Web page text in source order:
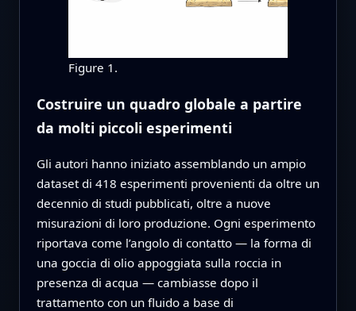
Figure 1.
Costruire un quadro globale a partire
da molti piccoli esperimenti
Gli autori hanno iniziato assemblando un ampio
dataset di 418 esperimenti provenienti da oltre un
decennio di studi pubblicati, oltre a nuove
misurazioni di loro produzione. Ogni esperimento
riportava come l’angolo di contatto — la forma di
una goccia di olio appoggiata sulla roccia in
presenza di acqua — cambiasse dopo il
trattamento con un fluido a base di